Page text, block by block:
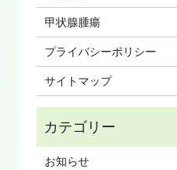
甲状腺腫瘍
プライバシーポリシー
サイトマップ
お知らせ